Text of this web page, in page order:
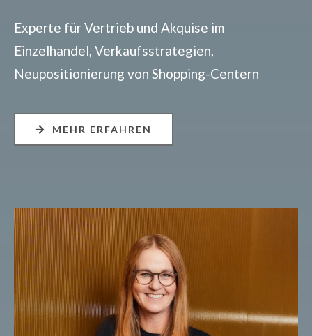
Experte für Vertrieb und Akquise im
Einzelhandel, Verkaufsstrategien,
Neupositionierung von Shopping-Centern
MEHR ERFAHREN